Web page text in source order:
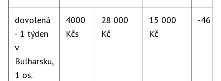
dovolená
- 1 týden
v
Bulharsku,
1 os.
4000
Kčs
28 000
Kč
15 000
Kč
-46 %